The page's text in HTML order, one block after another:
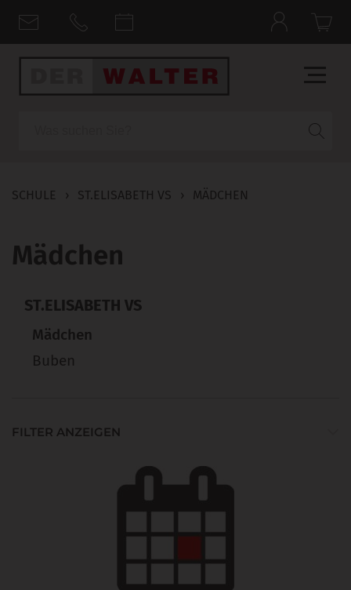
SCHULE › ST.ELISABETH VS › MÄDCHEN
Mädchen
ST.ELISABETH VS
Mädchen
Buben
FILTER ANZEIGEN